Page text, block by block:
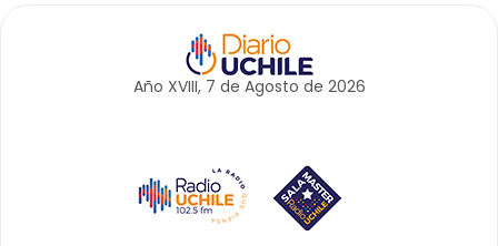
Año XVIII, 7 de Agosto de 2026